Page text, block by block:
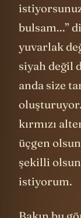
bulsam...”
yuvarlak
siyah değil
anda size
kırmızı
üçgen
şekilli
istiyorum.